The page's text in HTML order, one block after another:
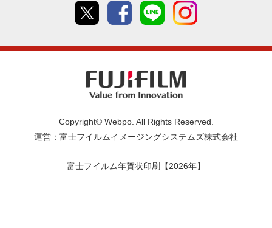
Twitter Facebookline
Copyright© Webpo. All Rights Reserved.
運営：富士フイルムイメージングシステムズ株式会社
富士フイルム年賀状印刷【2026年】